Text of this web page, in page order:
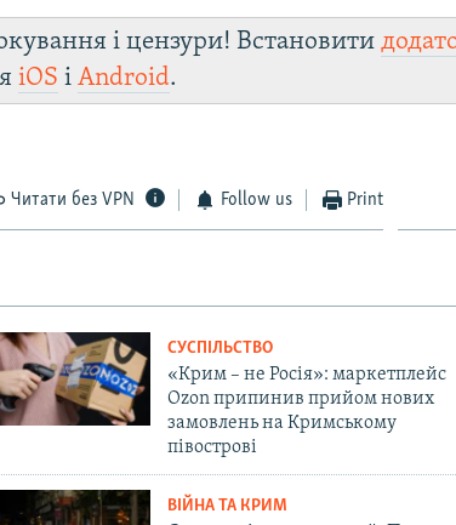
і цензури! Встановити
iOS іAndroid.
Читати без VPN Follow us Print
СУСПІЛЬСТВО
«Крим – не Росія»: маркетплейс
Ozon припинив прийом нових
замовлень на Кримському
півострові
ВІЙНА ТА КРИМ